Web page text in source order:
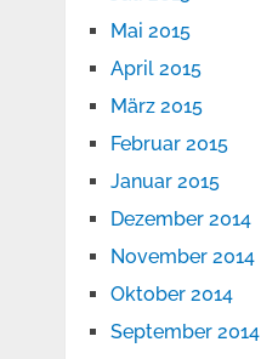
Mai 2015
April 2015
März 2015
Februar 2015
Januar 2015
Dezember 2014
November 2014
Oktober 2014
September 2014